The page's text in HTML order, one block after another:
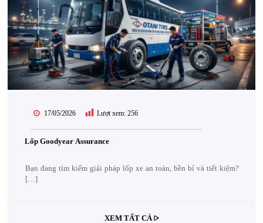
17/05/2026 Lượt xem: 256
Lốp Goodyear Assurance
Bạn đang tìm kiếm giải pháp lốp xe an toàn, bền bỉ và tiết kiệm?
[…]
XEM TẤT CẢ